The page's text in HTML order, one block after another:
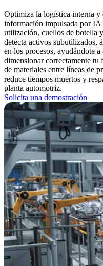
Optimiza la logística interna y
información impulsada por IA
utilización, cuellos de botella
detecta activos subutilizados,
en los procesos, ayudándote
dimensionar correctamente
de materiales entre líneas de
reduce tiempos muertos y
planta automotriz.
Solicita una demostración